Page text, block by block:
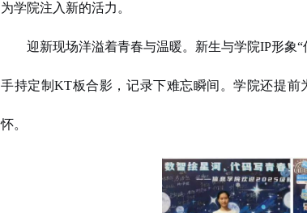
为学院注入新的活力。
迎新现场洋溢着青春与温暖。新生与学院IP形象
手持定制KT板合影，记录下难忘瞬间。学院还提
怀。